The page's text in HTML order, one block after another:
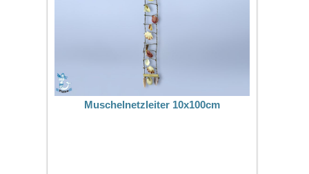
Muschelnetzleiter 10x100cm